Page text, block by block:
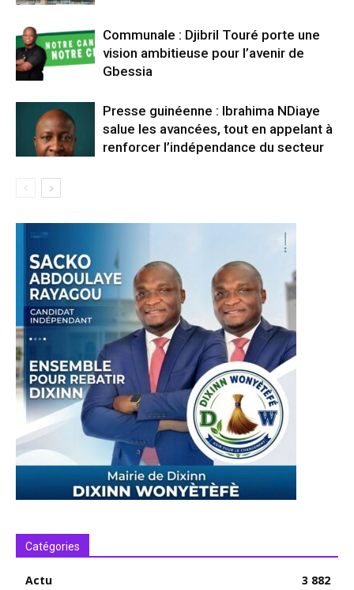
Communale : Djibril Touré porte une
vision ambitieuse pour l’avenir de
Gbessia
Presse guinéenne : Ibrahima NDiaye
salue les avancées, tout en appelant à
renforcer l’indépendance du secteur
Catégories
Actu
3 882